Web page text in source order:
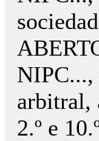
NIPC...,
arbitral,
2.º e